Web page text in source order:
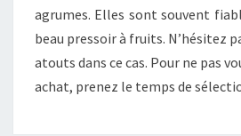
agrumes. Elles sont souvent
beau pressoir à fruits. N’hésitez
atouts dans ce cas. Pour ne pas
achat, prenez le temps de